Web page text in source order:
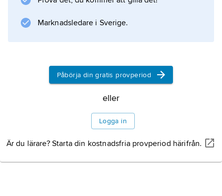
Marknadsledare i Sverige.
Påbörja din gratis provperiod
eller
Logga in
Är du lärare? Starta din kostnadsfria provperiod härifrån.